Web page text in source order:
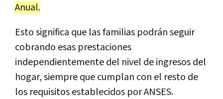
Anual.
Esto significa que las familias podrán seguir
cobrando esas prestaciones
independientemente del nivel de ingresos del
hogar, siempre que cumplan con el resto de
los requisitos establecidos por ANSES.